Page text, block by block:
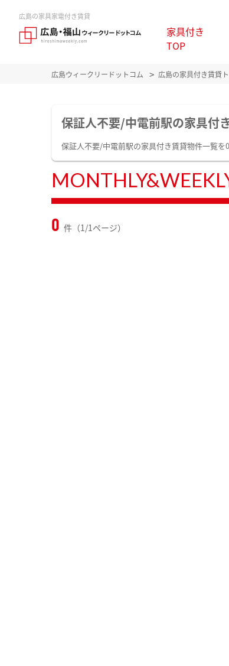
広島の家具家電付き賃貸
家具付き
TOP
広島ウィークリードットコム 広島の家具付き賃貸
保証人不要/中電前駅の家具付
保証人不要/中電前駅の家具付き賃貸物件一覧
0 件（1/1ページ）